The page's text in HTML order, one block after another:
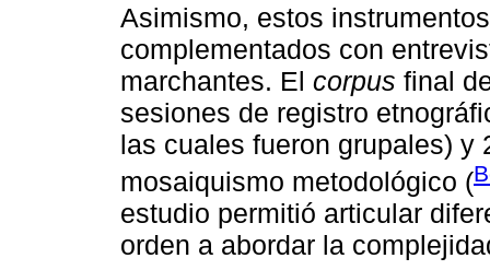
Asimismo, estos
complementados con
marchantes. El corpus final
sesiones de registro
las cuales fueron grupales) y
mosaiquismo metodológico (
estudio permitió articular
orden a abordar la